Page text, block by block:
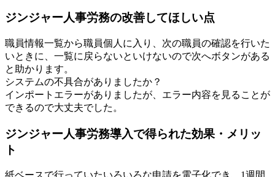
ジンジャー人事労務の改善してほしい点
職員情報一覧から職員個人に入り、次の職員の確認を行いた
いときに、一覧に戻らないといけないので次へボタンがある
と助かります。
システムの不具合がありましたか？
インポートエラーがありましたが、エラー内容を見ることが
できるので大丈夫でした。
ジンジャー人事労務導入で得られた効果・メリッ
ト